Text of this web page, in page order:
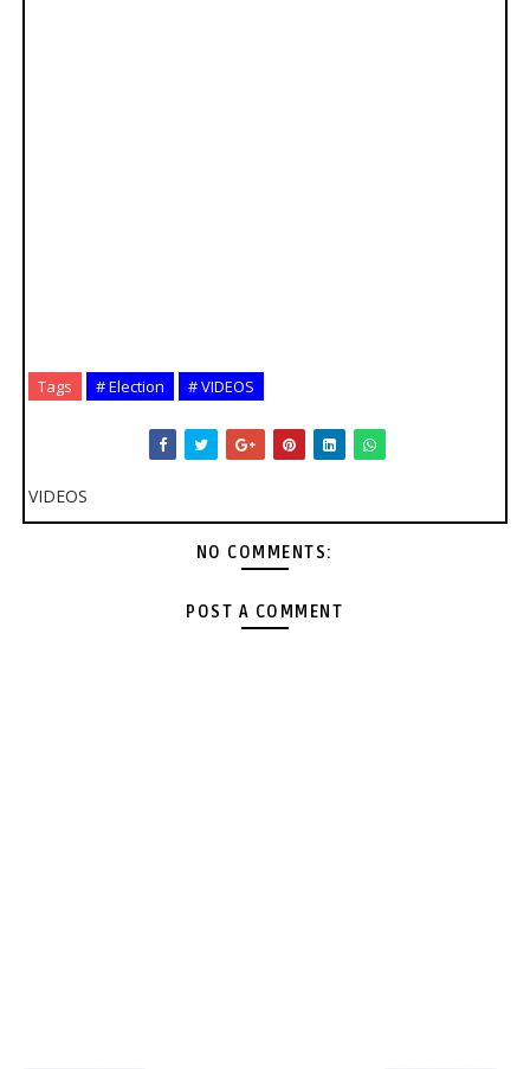
Tags # Election # VIDEOS
VIDEOS
NO COMMENTS:
POST A COMMENT